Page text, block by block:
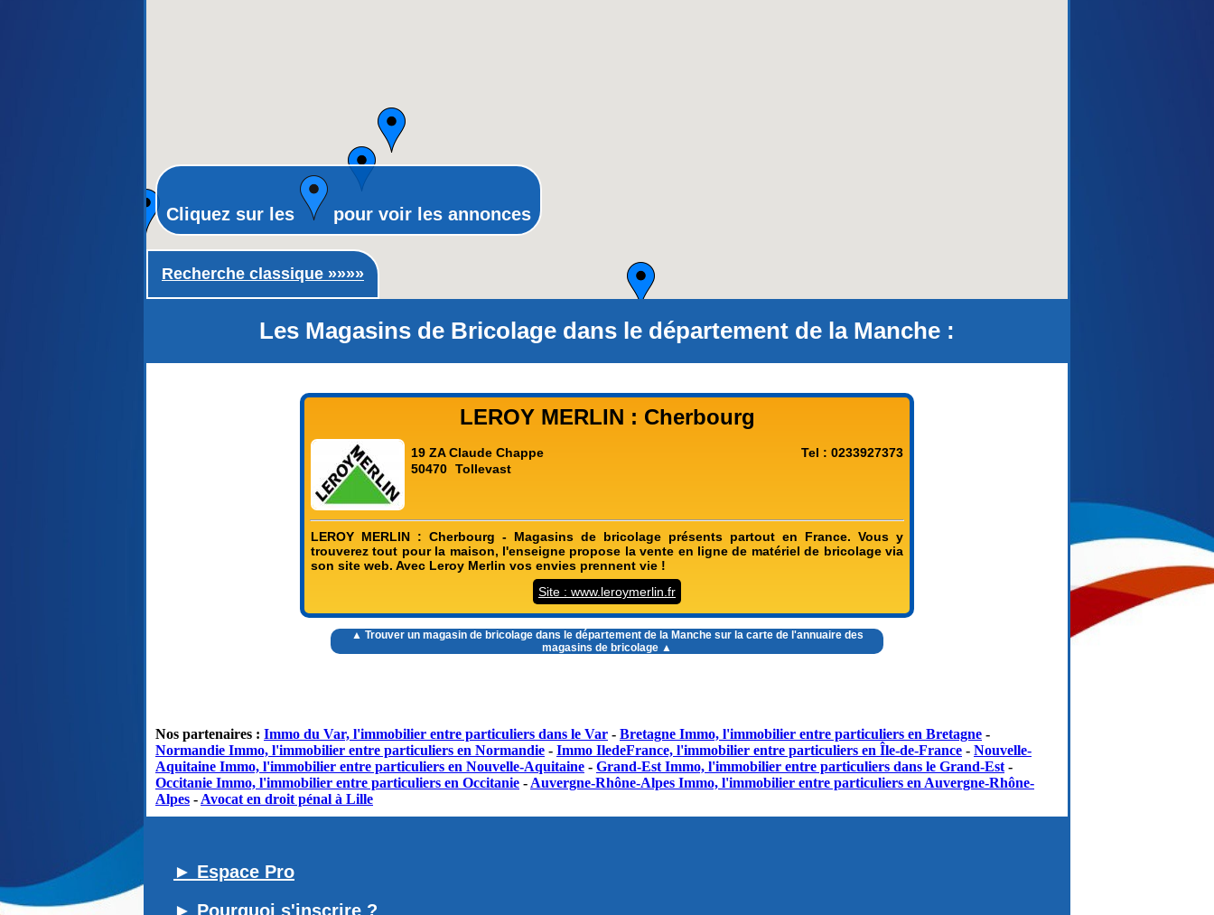
Recherche classique ►
Recherche classique »»»»
Cliquez sur les pour voir les annonces
Les Magasins de Bricolage dans le département de la Manche :
LEROY MERLIN : Cherbourg
19 ZA Claude Chappe
50470 Tollevast
Tel : 0233927373
LEROY MERLIN : Cherbourg - Magasins de bricolage présents partout en France. Vous y
trouverez tout pour la maison, l'enseigne propose la vente en ligne de matériel de bricolage via
son site web. Avec Leroy Merlin vos envies prennent vie !
Site : www.leroymerlin.fr
▲ Trouver un magasin de bricolage dans le département de la Manchesur la carte de l'annuaire des
magasins de bricolage ▲
Nos partenaires : Immo du Var, l'immobilier entre particuliers dans le Var - Bretagne Immo, l'immobilier entre particuliers en Bretagne -
Normandie Immo, l'immobilier entre particuliers en Normandie - Immo IledeFrance, l'immobilier entre particuliers en Île-de-France - Nouvelle-
Aquitaine Immo, l'immobilier entre particuliers en Nouvelle-Aquitaine - Grand-Est Immo, l'immobilier entre particuliers dans le Grand-Est -
Occitanie Immo, l'immobilier entre particuliers en Occitanie - Auvergne-Rhône-Alpes Immo, l'immobilier entre particuliers en Auvergne-Rhône-
Alpes - Avocat en droit pénal à Lille
► Espace Pro
► Pourquoi s'inscrire ?